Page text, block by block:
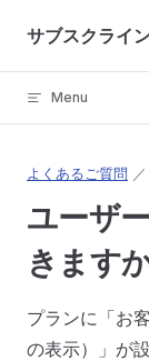
Skip to content
サブスクライ
Menu
よくあるご質問
ユーザ
きます
プランに「お
の表示）」が